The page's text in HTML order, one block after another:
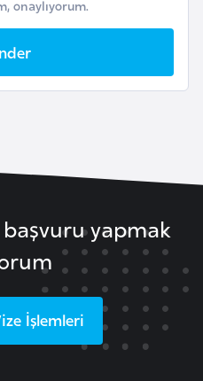
onaylıyorum.
yapmak
İşlemleri